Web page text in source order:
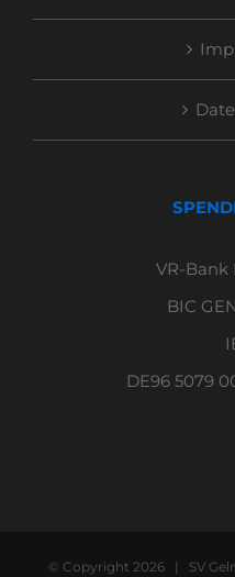
VR-Bank
BIC
DE96 5079
© Copyright 2026 | SV